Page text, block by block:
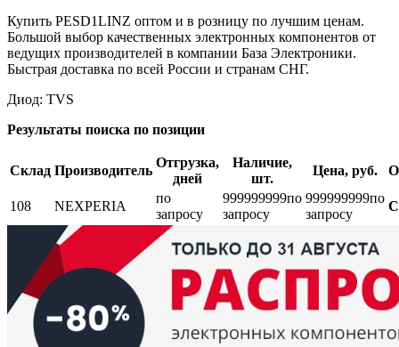
Купить PESD1LINZ оптом и в розницу по лучшим ценам.
Большой выбор качественных электронных компонентов от
ведущих производителей в компании База Электроники.
Быстрая доставка по всей России и странам СНГ.
Диод: TVS
Результаты поиска по позиции
Склад Производитель
Отгрузка,
дней
Наличие,
шт.
Цена, руб.
108 NEXPERIA
по
запросу
999999999по
запросу
999999999по
запросу